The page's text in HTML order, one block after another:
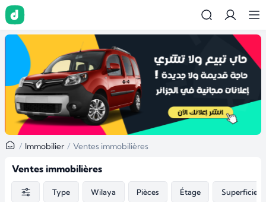
Immobilier Ventes immobilières
Ventes immobilières
Type Wilaya Pièces Étage Superficie